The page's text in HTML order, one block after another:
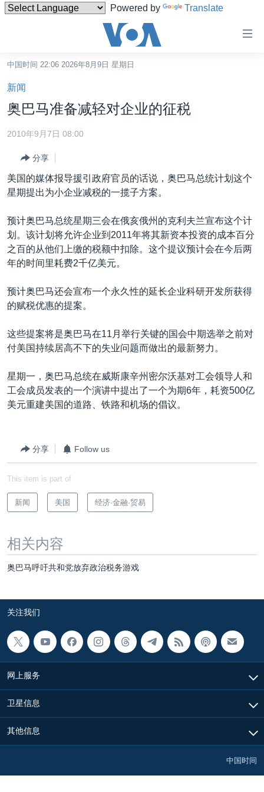
Powered by Translate
碍
链
接
跳
转
容
跳
到
到
中国
港澳
国际
印太
中东
欧洲
非洲
美洲
全球议题
经济·金融·贸易
人权·法律·宗教
科教·文娱·体健
军事
劳工
环境
美中关系
热点专题
白宫要闻
国会报道
美中关系
美国建国250周年
埃博拉疫情
美国之音专访
重要讲话与声明
关注新疆
GEN Z 看美国
VOA视频
VOA今日焦点
中文广播
关注我们
中国时间 22:06 2026年8月9日 星期日
新闻
奥巴马准备减轻对企业的征税
2010年9月7日 08:00
分享
美国的媒体报导援引政府官员的话说，奥巴马总统计划这个
星期提出为小企业减税的一揽子方案。
预计奥巴马总统星期三会在俄亥俄州的克利夫兰宣布这个计
划。该计划将允许企业到2011年将其新资本投资的成本百分
之百的从他们上缴的税额中扣除。这个提议预计会在今后两
年的时间里耗费2千亿美元。
预计奥巴马还会宣布一个永久性的延长企业科研开发所获得
的赋税优惠的提案。
这些提案将是奥巴马在11月举行关键的国会中期选举之前对
付美国持续居高不下的失业问题而做出的最新努力。
星期一，奥巴马总统在威斯康辛州密尔沃基对工会领导人和
工会成员发表的一个演讲中提出了一个为期6年，耗资500亿
美元重建美国的道路、铁路和机场的倡议。
分享 Follow us
This item is part of
新闻 美国 经济·金融·贸易
相关内容
奥巴马呼吁共和党放弃政治税务游戏
关注我们
网上服务
卫星信息
其他信息
中国时间